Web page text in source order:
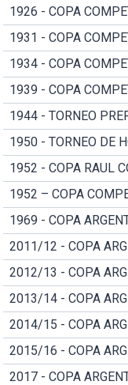
1926 - COPA
1931 - COPA
1934 - COPA
1939 - COPA
1944 - TORNEO
1950 - TORNEO DE
1952 - COPA RAUL
1952 – COPA
1969 - COPA
2011/12 - COPA
2012/13 - COPA
2013/14 - COPA
2014/15 - COPA
2015/16 - COPA
2017 - COPA